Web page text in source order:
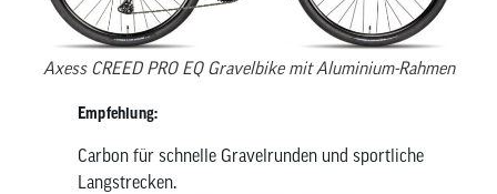
Axess CREED PRO EQ Gravelbike mit Aluminium-Rahmen
Empfehlung:
Carbon für schnelle Gravelrunden und sportliche
Langstrecken.